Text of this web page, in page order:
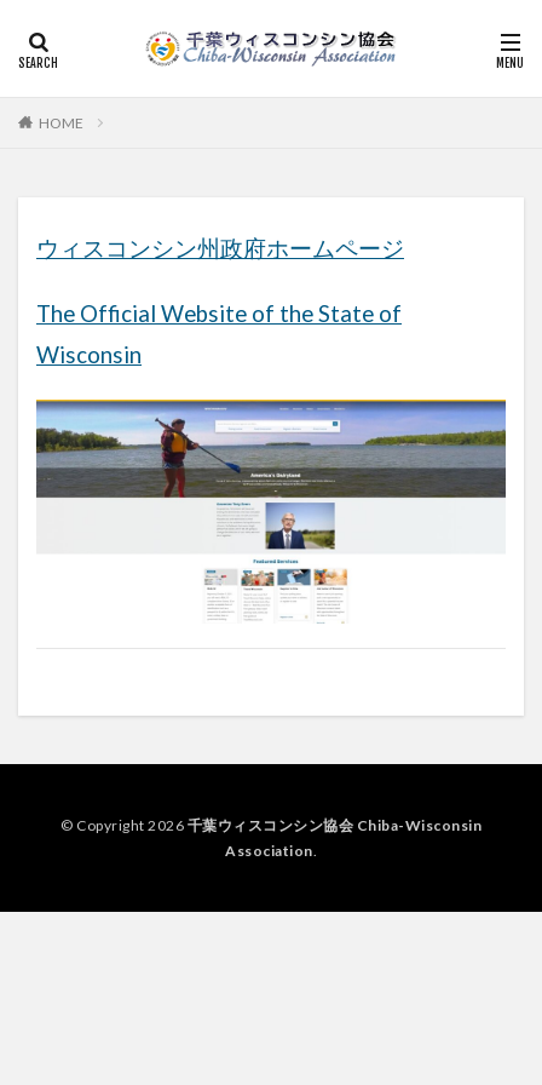
HOME
ウィスコンシン州政府ホームページ
The Official Website of the State of
Wisconsin
© Copyright 2026 千葉ウィスコンシン協会 Chiba-Wisconsin
Association